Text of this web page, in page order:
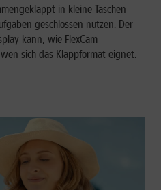
in kleine Taschen
geschlossen nutzen. Der
kann, wie FlexCam
sich das Klappformat eignet.